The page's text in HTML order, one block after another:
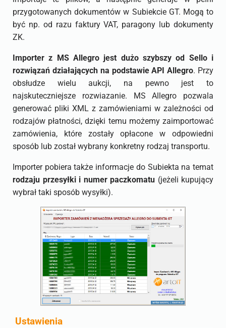
przygotowanych dokumentów w Subiekcie GT. Mogą to
być np. od razu faktury VAT, paragony lub dokumenty
ZK.
Importer z MS Allegro jest dużo szybszy od Sello i
rozwiązań działających na podstawie API Allegro. Przy
obsłudze wielu aukcji, na pewno jest to
najskuteczniejsze rozwiazanie. MS Allegro pozwala
generować pliki XML z zamówieniami w zależności od
rodzajów płatności, dzięki temu możemy zaimportować
zamówienia, które zostały opłacone w odpowiedni
sposób lub został wybrany konkretny rodzaj transportu.
Importer pobiera także informacje do Subiekta na temat
rodzaju przesyłki i numer paczkomatu (jeżeli kupujący
wybrał taki sposób wysyłki).
Ustawienia